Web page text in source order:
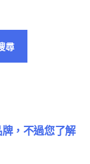
尋
，不過您了解